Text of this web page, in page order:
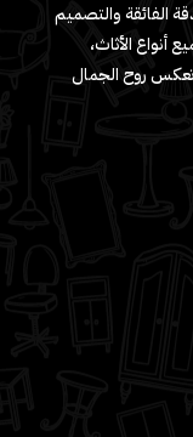
لأكثر من ٣٠ عامًا مع الدقة الفائقة والتصميم
أنواع الأثاث،
روح الجمال